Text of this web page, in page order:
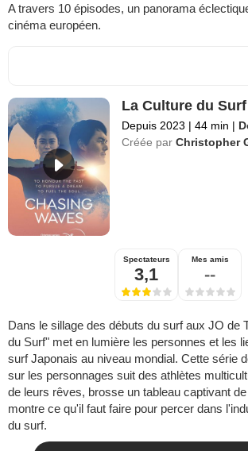
A travers 10 épisodes, un panorama
cinéma européen.
La Culture du Surf
Depuis 2023 | 44 min |
Créée par Christopher
Spectateurs
3,1
Mes amis
--
Dans le sillage des débuts du surf aux JO de
du Surf" met en lumière les personnes et les
surf Japonais au niveau mondial. Cette série
sur les personnages suit des athlètes
de leurs rêves, brosse un tableau captivant
montre ce qu'il faut faire pour percer dans
du surf.